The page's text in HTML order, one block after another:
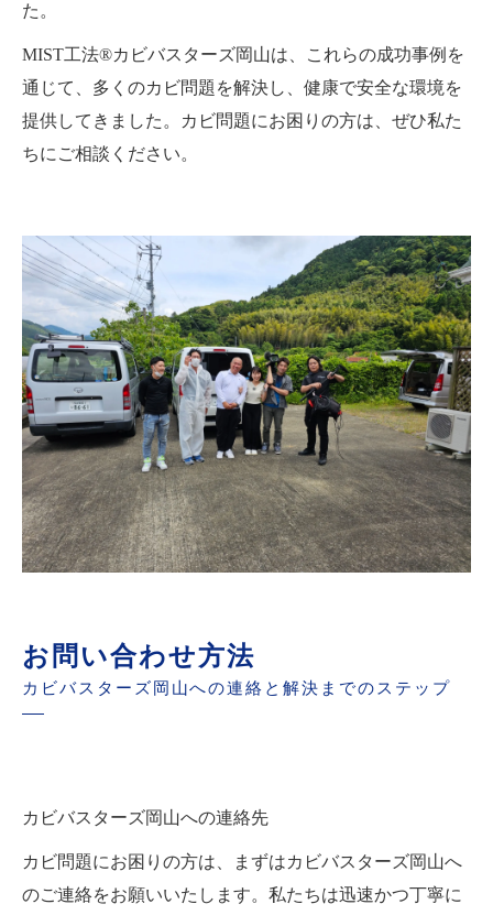
た。
MIST工法®カビバスターズ岡山は、これらの成功事例を
通じて、多くのカビ問題を解決し、健康で安全な環境を
提供してきました。カビ問題にお困りの方は、ぜひ私た
ちにご相談ください。
お問い合わせ方法
カビバスターズ岡山への連絡と解決までのステップ
カビバスターズ岡山への連絡先
カビ問題にお困りの方は、まずはカビバスターズ岡山へ
のご連絡をお願いいたします。私たちは迅速かつ丁寧に